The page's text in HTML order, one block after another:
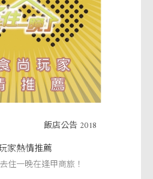
飯店公告 2018
家熱情推薦
住一晚在逢甲商旅！